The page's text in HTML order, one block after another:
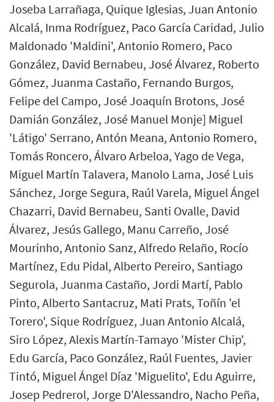
Joseba Larrañaga, Quique Iglesias, Juan Antonio
Alcalá, Inma Rodríguez, Paco García Caridad, Julio
Maldonado 'Maldini', Antonio Romero, Paco
González, David Bernabeu, José Álvarez, Roberto
Gómez, Juanma Castaño, Fernando Burgos,
Felipe del Campo, José Joaquín Brotons, José
Damián González, José Manuel Monje] Miguel
'Látigo' Serrano, Antón Meana, Antonio Romero,
Tomás Roncero, Álvaro Arbeloa, Yago de Vega,
Miguel Martín Talavera, Manolo Lama, José Luis
Sánchez, Jorge Segura, Raúl Varela, Miguel Ángel
Chazarri, David Bernabeu, Santi Ovalle, David
Álvarez, Jesús Gallego, Manu Carreño, José
Mourinho, Antonio Sanz, Alfredo Relaño, Rocío
Martínez, Edu Pidal, Alberto Pereiro, Santiago
Segurola, Juanma Castaño, Jordi Martí, Pablo
Pinto, Alberto Santacruz, Mati Prats, Toñín 'el
Torero', Sique Rodríguez, Juan Antonio Alcalá,
Siro López, Alexis Martín-Tamayo 'Mister Chip',
Edu García, Paco González, Raúl Fuentes, Javier
Tintó, Miguel Ángel Díaz 'Miguelito', Edu Aguirre,
Josep Pedrerol, Jorge D'Alessandro, Nacho Peña,